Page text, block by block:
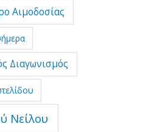
Αιμοδοσίας
Διαγωνισμός
Νείλου